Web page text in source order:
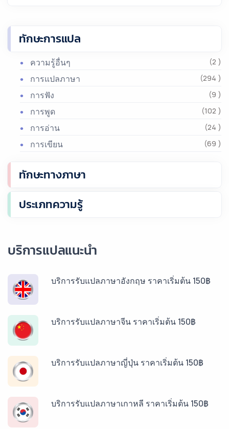
ทักษะการแปล
ความรู้อื่นๆ (2 )
การแปลภาษา (294 )
การฟัง (9 )
การพูด (102 )
การอ่าน (24 )
การเขียน (69 )
ทักษะทางภาษา
ประเภทความรู้
บริการแปลแนะนำ
บริการรับแปลภาษาอังกฤษ ราคาเริ่มต้น 150฿
บริการรับแปลภาษาจีน ราคาเริ่มต้น 150฿
บริการรับแปลภาษาญี่ปุ่น ราคาเริ่มต้น 150฿
บริการรับแปลภาษาเกาหลี ราคาเริ่มต้น 150฿